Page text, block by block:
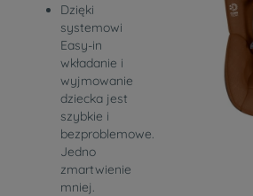
Dzięki
systemowi
Easy-in
wkładanie i
wyjmowanie
dziecka jest
szybkie i
bezproblemowe.
Jedno
zmartwienie
mniej.